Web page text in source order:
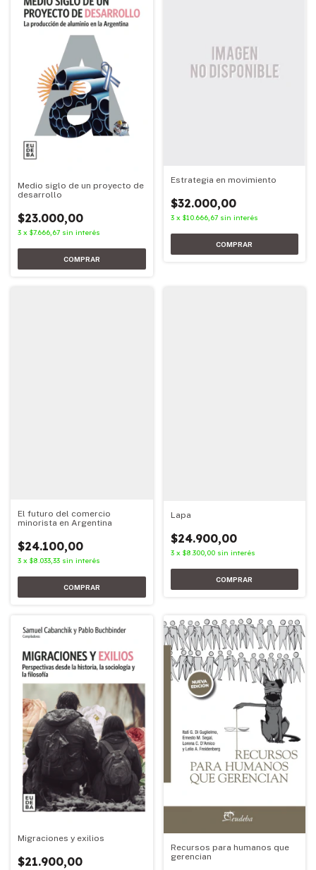
Medio siglo de un proyecto de
desarrollo
$23.000,00
3 x $7.666,67 sin interés
Estrategia en movimiento
$32.000,00
3 x $10.666,67 sin interés
El futuro del comercio
minorista en Argentina
$24.100,00
3 x $8.033,33 sin interés
Lapa
$24.900,00
3 x $8.300,00 sin interés
Migraciones y exilios
$21.900,00
Recursos para humanos que
gerencian